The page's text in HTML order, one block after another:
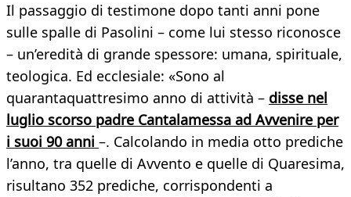
Il passaggio di testimone dopo tanti anni pone
sulle spalle di Pasolini – come lui stesso riconosce
– un’eredità di grande spessore: umana, spirituale,
teologica. Ed ecclesiale: «Sono al
quarantaquattresimo anno di attività – disse nel
luglio scorso padre Cantalamessa ad Avvenire per
i suoi 90 anni –. Calcolando in media otto prediche
l’anno, tra quelle di Avvento e quelle di Quaresima,
risultano 352 prediche, corrispondenti a